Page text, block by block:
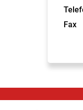
Fax